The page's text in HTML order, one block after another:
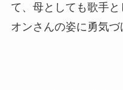
て、母としても歌手
オンさんの姿に勇気づ